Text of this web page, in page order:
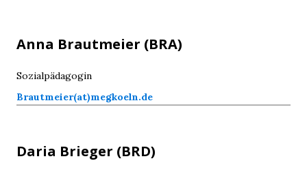
Anna Brautmeier (BRA)
Sozialpädagogin
Brautmeier(at)megkoeln.de
Daria Brieger (BRD)